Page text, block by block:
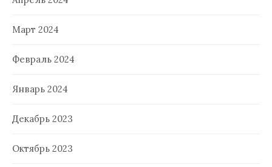
Март 2024
Февраль 2024
Январь 2024
Декабрь 2023
Октябрь 2023